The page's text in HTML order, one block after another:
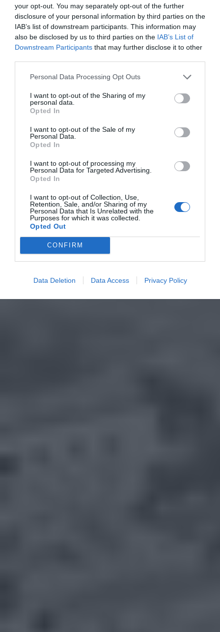
your opt-out. You may separately opt-out of the further
disclosure of your personal information by third parties on the
IAB’s list of downstream participants. This information may
also be disclosed by us to third parties on the IAB’s List of
Downstream Participants that may further disclose it to other
Personal Data Processing Opt Outs
I want to opt-out of the Sharing of my
personal data.
Opted In
I want to opt-out of the Sale of my
Personal Data.
Opted In
I want to opt-out of processing my
Personal Data for Targeted Advertising.
Opted In
I want to opt-out of Collection, Use,
Retention, Sale, and/or Sharing of my
Personal Data that Is Unrelated with the
Purposes for which it was collected.
Opted Out
CONFIRM
Data Deletion Data Access Privacy Policy